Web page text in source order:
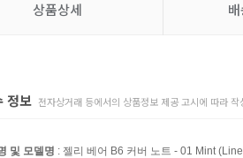
상품상세
정보 전자상거래 등에서의 상품정보 제공 고시에 따라 작
및 모델명 : 젤리 베어 B6 커버 노트 - 01 Mint